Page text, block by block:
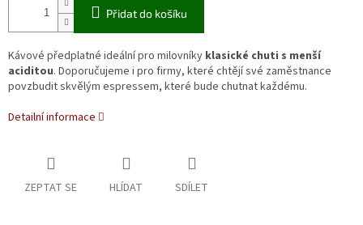
Přidat do košíku
Kávové předplatné ideální pro milovníky klasické chuti s menší
aciditou. Doporučujeme i pro firmy, které chtějí své zaměstnance
povzbudit skvělým espressem, které bude chutnat každému.
Detailní informace
ZEPTAT SE HLÍDAT SDÍLET